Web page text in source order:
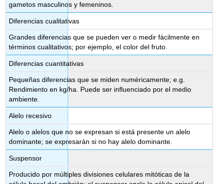
gametos masculinos y femeninos.
Diferencias cualitativas
Grandes diferencias que se pueden ver o medir fácilmente en
términos cualitativos; por ejemplo, el color del fruto.
Diferencias cuantitativas
Pequeñas diferencias que se miden numéricamente; e.g.
Rendimiento en kg/ha. Puede ser influenciado por el medio
ambiente.
Alelo recesivo
Alelo o alelos que no se expresan si está presente un alelo
dominante; se expresarán si no hay alelo dominante.
Suspensor
Producido por múltiples divisiones celulares mitóticas de la